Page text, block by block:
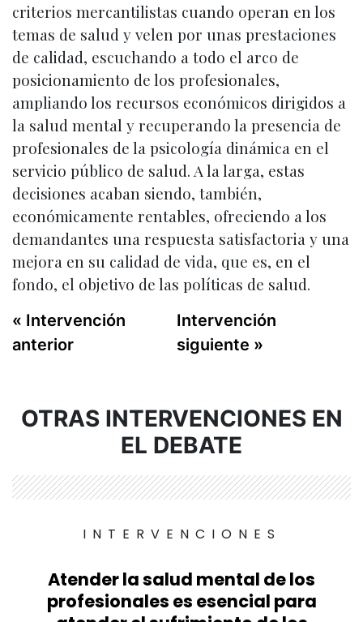
criterios mercantilistas cuando operan en los
temas de salud y velen por unas prestaciones
de calidad, escuchando a todo el arco de
posicionamiento de los profesionales,
ampliando los recursos económicos dirigidos a
la salud mental y recuperando la presencia de
profesionales de la psicología dinámica en el
servicio público de salud. A la larga, estas
decisiones acaban siendo, también,
económicamente rentables, ofreciendo a los
demandantes una respuesta satisfactoria y una
mejora en su calidad de vida, que es, en el
fondo, el objetivo de las políticas de salud.
« Intervención
anterior
Intervención
siguiente »
OTRAS INTERVENCIONES EN
EL DEBATE
INTERVENCIONES
Atender la salud mental de los
profesionales es esencial para